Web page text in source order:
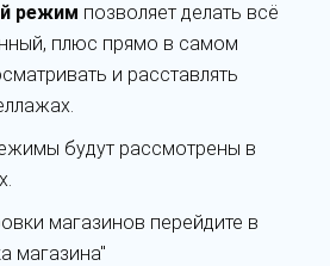
режим позволяет делать всё
плюс прямо в самом
и расставлять
будут рассмотрены в
магазинов перейдите в
магазина"